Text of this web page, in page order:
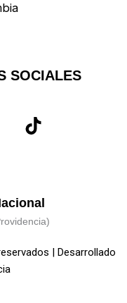
SOCIALES
T
i
k
| Desarrollado